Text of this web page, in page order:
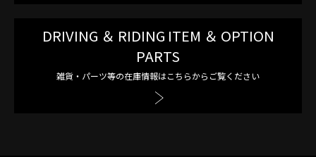
DRIVING ＆ RIDING ITEM ＆ OPTION
PARTS
雑貨・パーツ等の在庫情報はこちらからご覧ください